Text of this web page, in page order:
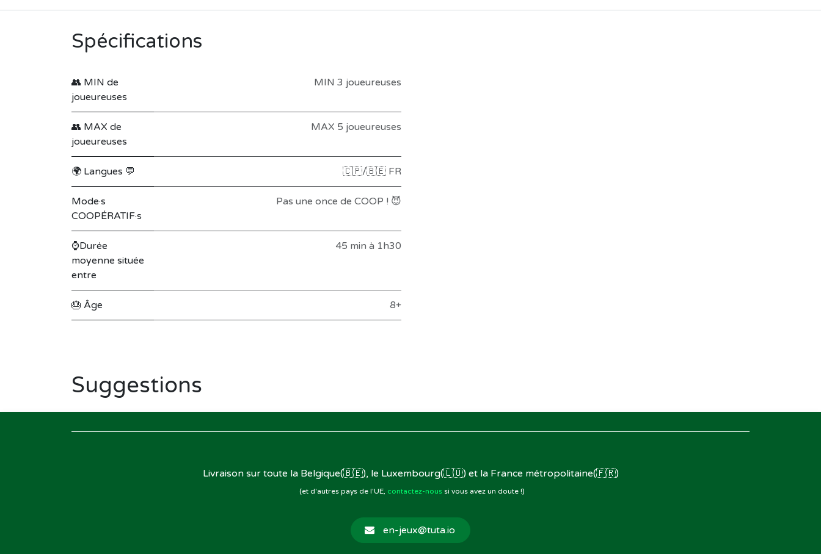
Spécifications
👥 MIN de
joueureuses
MIN 3 joueureuses
👥 MAX de
joueureuses
MAX 5 joueureuses
🌍 Langues 💬 🇨🇵/🇧🇪 FR
Mode·s
COOPÉRATIF·s
Pas une once de COOP ! 😈
⌚Durée
moyenne située
entre
45 min à 1h30
🎂 Âge 8+
Suggestions
Livraison sur toute la Belgique(🇧🇪), le Luxembourg(🇱🇺) et la France métropolitaine(🇫🇷)
(et d'autres pays de l'UE, contactez-noussi vous avez un doute !)
en-jeux@tuta.io